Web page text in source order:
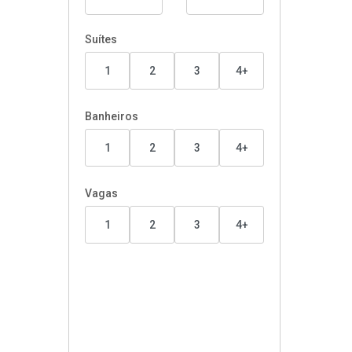
Suítes
1 2 3 4+
Banheiros
1 2 3 4+
Vagas
1 2 3 4+